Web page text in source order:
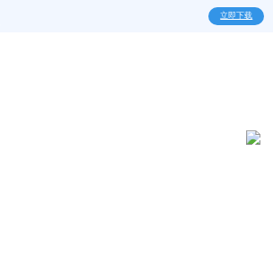
立即下载